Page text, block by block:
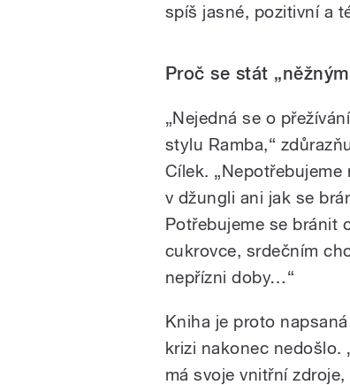
spíš jasné, pozitivní a
Proč se stát
„Nejedná se o
stylu Ramba,“
Cílek. „Nepotřebujeme
v džungli ani jak se
Potřebujeme se bránit
cukrovce, srdečním
nepřízni doby…“
Kniha je proto
krizi nakonec nedošlo.
má svoje vnitřní